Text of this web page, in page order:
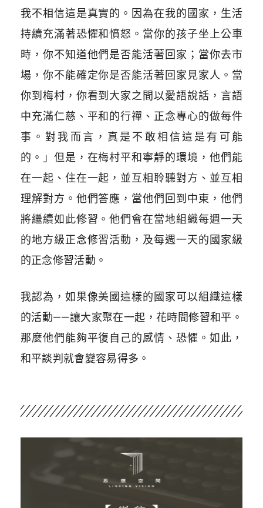
我不相信這是真實的。因為在我的國家，生活
持續充滿著恐懼和憤怒。當你的孩子坐上公車
時，你不知道他們是否能活著回家；當你去市
場，你不能確定你是否能活著回家見家人。當
你到梅村，你看到大家之間以愛語說話，言語
中充滿仁慈、平和的行禪、正念專心的做每件
事。對我而言，真是不敢相信這是有可能
的。」但是，在梅村平和寧靜的環境，他們能
在一起、住在一起，並互相聆聽對方、並互相
理解對方。他們答應，當他們回到中東，他們
將繼續如此修習。他們會在當地組織每週一天
的地方級正念修習活動，及每週一天的國家級
的正念修習活動。
我認為，如果像美國這樣的國家可以組織這樣
的活動——讓大家聚在一起，花時間修習和平。
那麼他們能夠平復自己的感情、恐懼。如此，
和平談判就會變容易得多。